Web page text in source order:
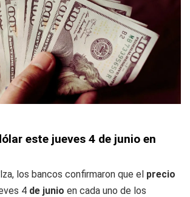
este jueves 4 de junio en
los bancos confirmaron que el precio
4 de junio en cada uno de los